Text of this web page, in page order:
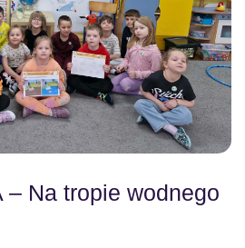
– Na tropie wodnego